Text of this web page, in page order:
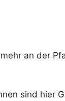
an der
sind hier